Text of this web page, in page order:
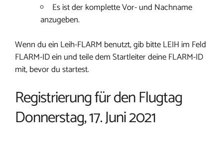
Es ist der komplette Vor- und Nachname
anzugeben.
Wenn du ein Leih-FLARM benutzt, gib bitte LEIH im Feld
FLARM-ID ein und teile dem Startleiter deine FLARM-ID
mit, bevor du startest.
Registrierung für den Flugtag
Donnerstag, 17. Juni 2021